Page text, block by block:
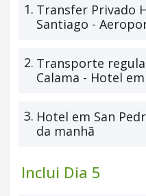
1. Transfer Privado
Santiago -
2. Transporte
Calama - Hotel
3. Hotel em San
da manhã
Inclui Dia 5